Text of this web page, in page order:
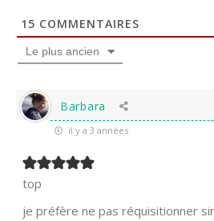
15 COMMENTAIRES
Le plus ancien
Barbara
il y a 3 années
top
je préfère ne pas réquisitionner